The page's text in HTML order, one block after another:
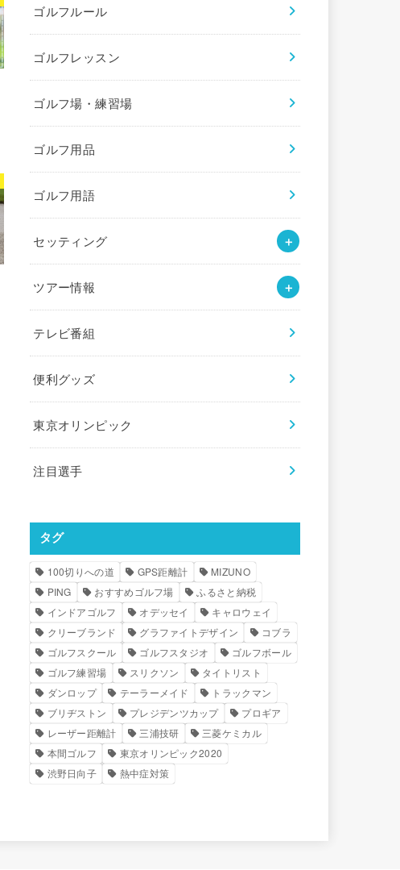
ゴルフルール
ゴルフレッスン
ゴルフ場・練習場
ゴルフ用品
ゴルフ用語
セッティング
ツアー情報
テレビ番組
便利グッズ
東京オリンピック
注目選手
タグ
100切りへの道 GPS距離計
MIZUNO
PING
おすすめゴルフ場
ふるさと納税
インドアゴルフ
オデッセイ
キャロウェイ
クリーブランド
グラファイトデザイン
コブラ
ゴルフスクール
ゴルフスタジオ
ゴルフボール
ゴルフ練習場
スリクソン
タイトリスト
ダンロップ
テーラーメイド
トラックマン
ブリヂストン
プレジデンツカップ
プロギア
レーザー距離計
三浦技研
三菱ケミカル
本間ゴルフ
東京オリンピック2020
渋野日向子
熱中症対策